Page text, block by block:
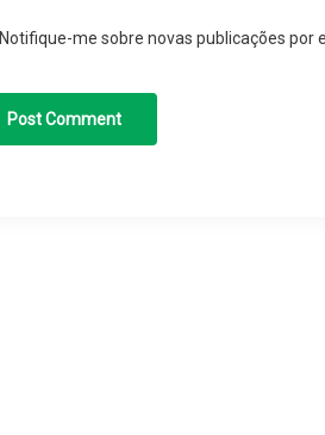
Notifique-me sobre novas publicações por